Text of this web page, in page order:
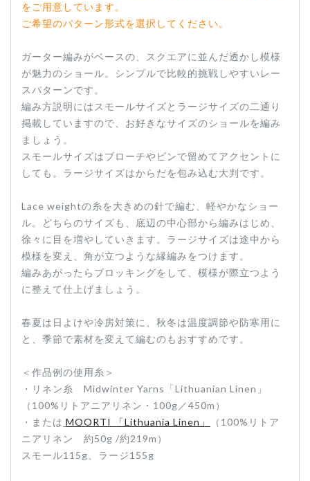
をご用意しています。
ご希望のパターン形式を選択してください。
ガーター編みがベースの、スクエアに並んだ透かし模様
が魅力のショール。シンプルで比較的挑戦しやすいレー
スパターンです。
編み方説明にはスモールサイズとラージサイズの二通り
掲載していますので、お好きなサイズのショールを編み
ましょう。
スモールサイズはブローチやピンで留めてアクセントに
しても。ラージサイズはからだを包み込む大判です。
Lace weightの糸を大きめの針で編む、軽やかなショー
ル。どちらのサイズも、底辺の中心部から編みはじめ、
徐々に目を増やしていきます。ラージサイズは途中から
模様を変え、角が立つような縁編みをつけます。
編みあがったらブロッキングをして、模様が際立つよう
に整えて仕上げましょう。
春夏は日よけや冷房対策に、秋冬は温度調節や防寒用に
と、季節で素材を変えて編むのもおすすめです。
＜作品例の使用糸＞
・リネン糸 Midwinter Yarns「Lithuanian Linen」
（100%リトアニアリネン・100g／450m）
・ または MOORTI 「Lithuania Linen」
（100%リトア
ニアリネン 約50g /約219m）
スモール115g、ラージ155g